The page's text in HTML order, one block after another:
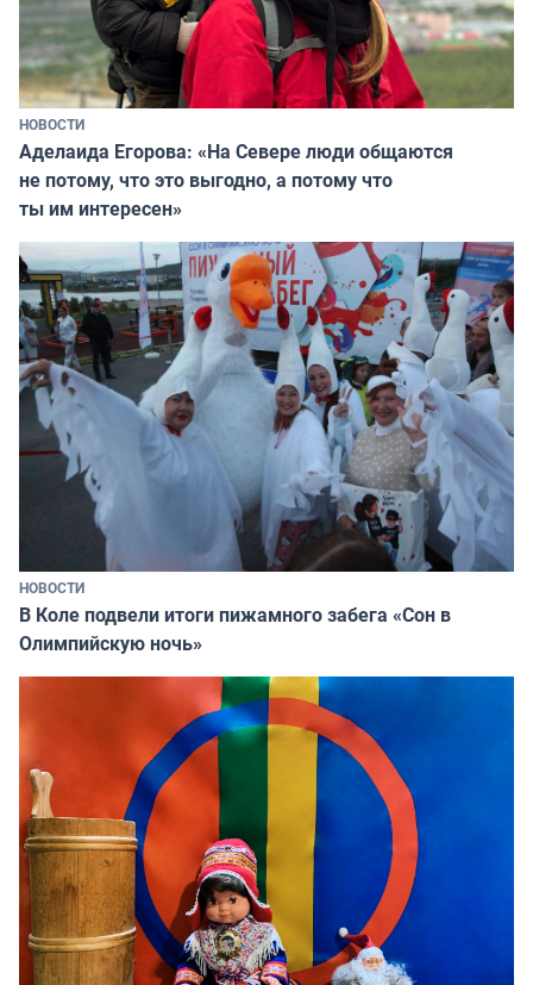
НОВОСТИ
Аделаида Егорова: «На Севере люди общаются
не потому, что это выгодно, а потому что
ты им интересен»
НОВОСТИ
В Коле подвели итоги пижамного забега «Сон в
Олимпийскую ночь»